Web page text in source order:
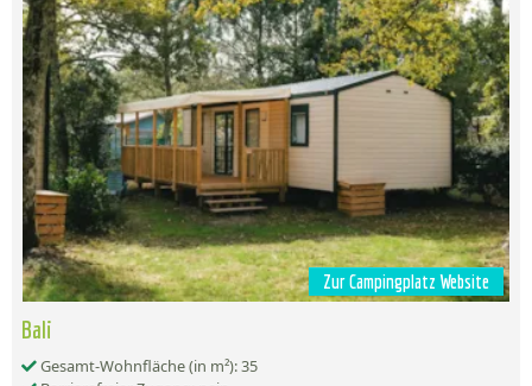
Zur Campingplatz Website
Bali
Gesamt-Wohnfläche (in m²): 35